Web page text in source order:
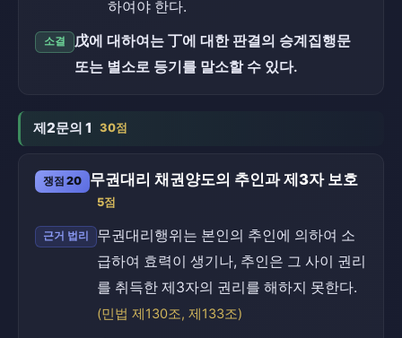
하여야 한다.
소결
戊에 대하여는 丁에 대한 판결의 승계집행문
또는 별소로 등기를 말소할 수 있다.
제2문의 1 30점
쟁점 20 무권대리 채권양도의 추인과 제3자 보호
5점
근거 법리
무권대리행위는 본인의 추인에 의하여 소
급하여 효력이 생기나, 추인은 그 사이 권리
를 취득한 제3자의 권리를 해하지 못한다.
(민법 제130조, 제133조)